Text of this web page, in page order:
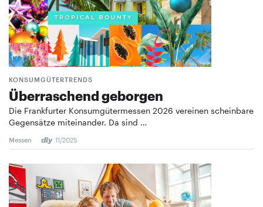
KONSUMGÜTERTRENDS
Überraschend geborgen
Die Frankfurter Konsumgütermessen 2026 vereinen scheinbare
Gegensätze miteinander. Da sind …
Messen 11/2025